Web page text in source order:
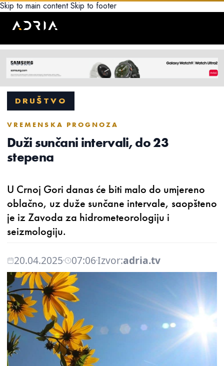
Skip to main content Skip to footer
DRUŠTVO
VREMENSKA PROGNOZA
Duži sunčani intervali, do 23
stepena
U Crnoj Gori danas će biti malo do umjereno
oblačno, uz duže sunčane intervale, saopšteno
je iz Zavoda za hidrometeorologiju i
seizmologiju.
20.04.2025 07:06Izvor:adria.tv